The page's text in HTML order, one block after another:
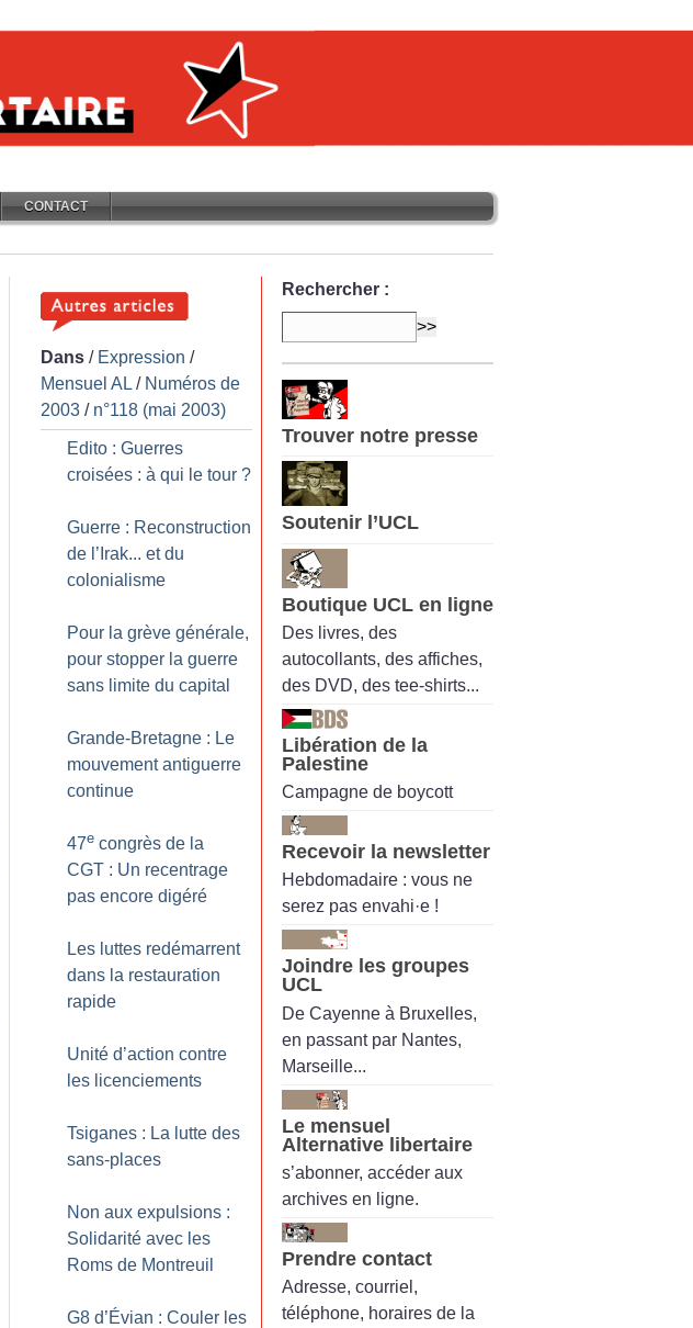
CONTACT
Dans / Expression /
Mensuel AL / Numéros de
2003 / n°118 (mai 2003)
Edito : Guerres
croisées : à qui le tour ?
Guerre : Reconstruction
de l’Irak... et du
colonialisme
Pour la grève générale,
pour stopper la guerre
sans limite du capital
Grande-Bretagne : Le
mouvement antiguerre
continue
47e congrès de la
CGT : Un recentrage
pas encore digéré
Les luttes redémarrent
dans la restauration
rapide
Unité d’action contre
les licenciements
Tsiganes : La lutte des
sans-places
Non aux expulsions :
Solidarité avec les
Roms de Montreuil
G8 d’Évian : Couler les
Rechercher :
Trouver notre presse
Soutenir l’UCL
Boutique UCL en ligne
Des livres, des
autocollants, des affiches,
des DVD, des tee-shirts...
Libération de la
Palestine
Campagne de boycott
Recevoir la newsletter
Hebdomadaire : vous ne
serez pas envahi·e !
Joindre les groupes
UCL
De Cayenne à Bruxelles,
en passant par Nantes,
Marseille...
Le mensuel
Alternative libertaire
s’abonner, accéder aux
archives en ligne.
Prendre contact
Adresse, courriel,
téléphone, horaires de la